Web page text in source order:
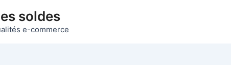
soldes
e-commerce